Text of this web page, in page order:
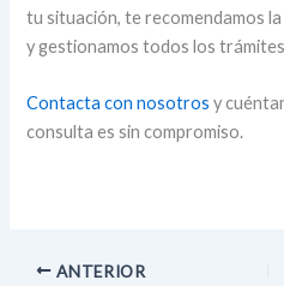
tu situación, te recomendamos
y gestionamos todos los
Contacta con nosotros y
consulta es sin compromiso.
ANTERIOR